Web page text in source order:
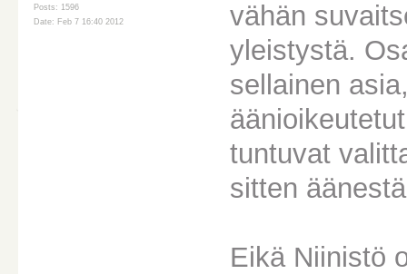
Posts: 1596
Date: Feb 7 16:40 2012
vähän
yleistystä.
sellainen
tuntuvat
sitten
Eikä Niinistö